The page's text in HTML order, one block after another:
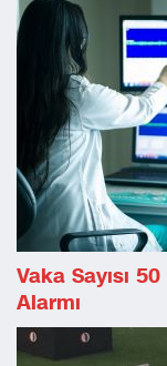
Vaka Sayısı
Alarmı